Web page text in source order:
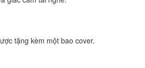
tặng kèm một bao cover.